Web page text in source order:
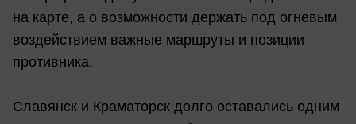
на карте, а о возможности держать под огневым
воздействием важные маршруты и позиции
противника.
Славянск и Краматорск долго оставались одним